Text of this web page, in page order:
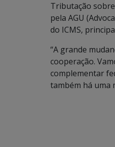
Tributação
pela AGU
do ICMS,
“A grande
cooperação.
complementar
também há uma